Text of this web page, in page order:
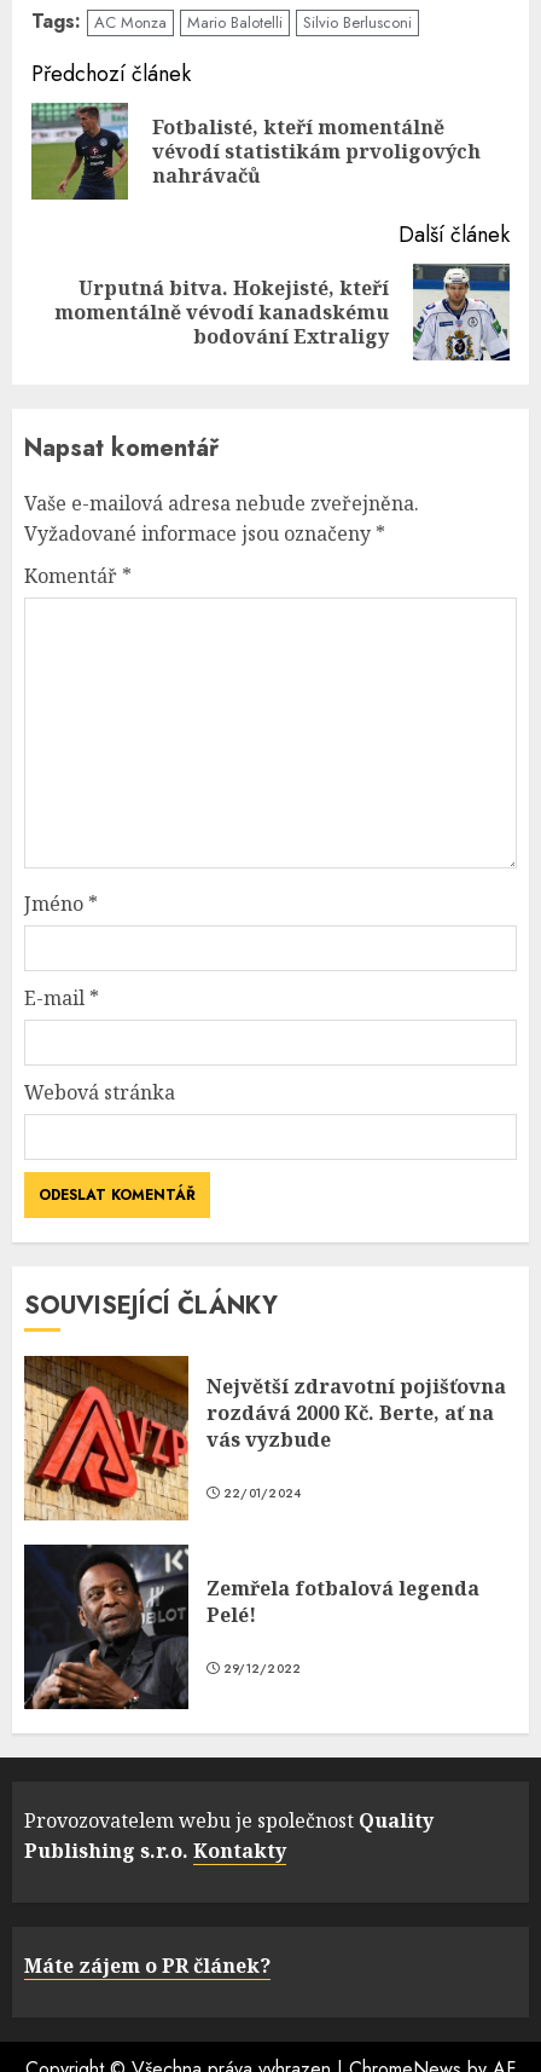
Tags: AC Monza Mario Balotelli Silvio Berlusconi
Continue
Reading
Předchozí článek
Fotbalisté, kteří momentálně
vévodí statistikám prvoligových
nahrávačů
Další článek
Next
Urputná bitva. Hokejisté, kteří
momentálně vévodí kanadskému
bodování Extraligy
Napsat komentář
Vaše e-mailová adresa nebude zveřejněna.
Vyžadované informace jsou označeny *
Komentář *
Jméno *
E-mail *
Webová stránka
SOUVISEJÍCÍ ČLÁNKY
Největší zdravotní pojišťovna
rozdává 2000 Kč. Berte, ať na
vás vyzbude
22/01/2024
Zemřela fotbalová legenda
Pelé!
29/12/2022
Provozovatelem webu je společnost Quality
Publishing s.r.o. Kontakty
Máte zájem o PR článek?